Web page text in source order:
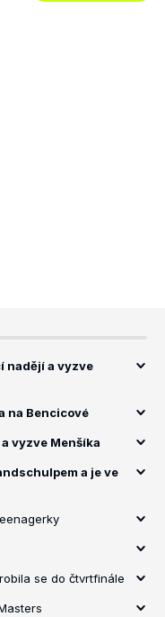
nadějí a vyzve
na Bencicové
vyzve Menšíka
a je ve
se do čtvrtfinále